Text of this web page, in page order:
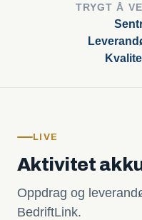
TRYGT Å
LIVE
Aktivitet
Oppdrag og
BedriftLink.